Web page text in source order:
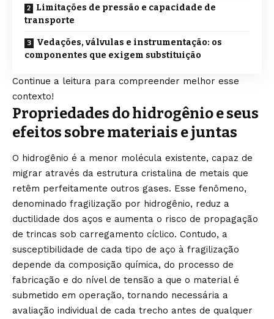
Limitações de pressão e capacidade de
transporte
Vedações, válvulas e instrumentação: os
componentes que exigem substituição
Continue a leitura para compreender melhor esse
contexto!
Propriedades do hidrogênio e seus
efeitos sobre materiais e juntas
O hidrogênio é a menor molécula existente, capaz de
migrar através da estrutura cristalina de metais que
retêm perfeitamente outros gases. Esse fenômeno,
denominado fragilização por hidrogênio, reduz a
ductilidade dos aços e aumenta o risco de propagação
de trincas sob carregamento cíclico. Contudo, a
susceptibilidade de cada tipo de aço à fragilização
depende da composição química, do processo de
fabricação e do nível de tensão a que o material é
submetido em operação, tornando necessária a
avaliação individual de cada trecho antes de qualquer